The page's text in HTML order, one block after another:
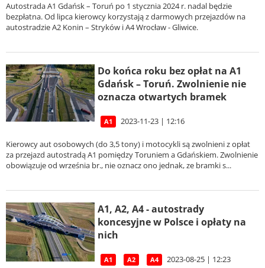
Autostrada A1 Gdańsk – Toruń po 1 stycznia 2024 r. nadal będzie
bezpłatna. Od lipca kierowcy korzystają z darmowych przejazdów na
autostradzie A2 Konin – Stryków i A4 Wrocław - Gliwice.
Do końca roku bez opłat na A1
Gdańsk – Toruń. Zwolnienie nie
oznacza otwartych bramek
A1 2023-11-23 | 12:16
Kierowcy aut osobowych (do 3,5 tony) i motocykli są zwolnieni z opłat
za przejazd autostradą A1 pomiędzy Toruniem a Gdańskiem. Zwolnienie
obowiązuje od września br., nie oznacz ono jednak, ze bramki s...
A1, A2, A4 - autostrady
koncesyjne w Polsce i opłaty na
nich
A1 A2 A4 2023-08-25 | 12:23